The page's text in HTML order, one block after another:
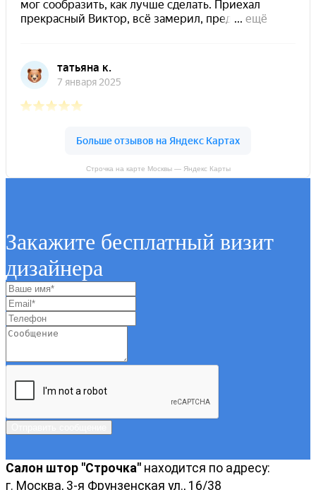
Строчка на карте Москвы — Яндекс Карты
Закажите бесплатный визит
дизайнера
Салон штор "Строчка" находится по адресу:
г. Москва, 3-я Фрунзенская ул., 16/38